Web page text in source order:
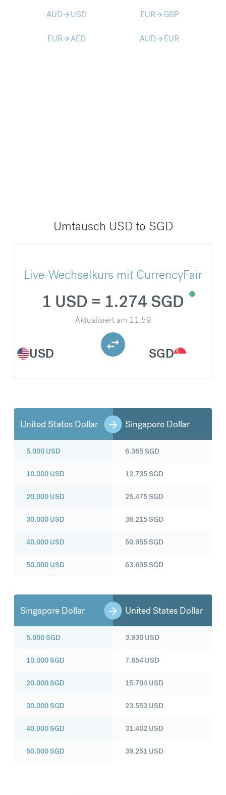
AUDarrow_forward USD EURarrow_forward GBP
EURarrow_forwardAED AUDarrow_forward EUR
Umtausch USD to SGD
Live-Wechselkurs mit CurrencyFair
USD
1 USD = 1.274 SGD
Aktualisiert am 11:59
SGD
United States Dollar Singapore Dollar
5.000 USD
10.000 USD
20.000 USD
30.000 USD
40.000 USD
50.000 USD
6.365SGD
12.735SGD
25.475SGD
38.215SGD
50.955SGD
63.695SGD
Singapore Dollar United States Dollar
5.000SGD
10.000SGD
20.000SGD
30.000SGD
40.000SGD
50.000SGD
3.930 USD
7.854 USD
15.704 USD
23.553 USD
31.402 USD
39.251 USD